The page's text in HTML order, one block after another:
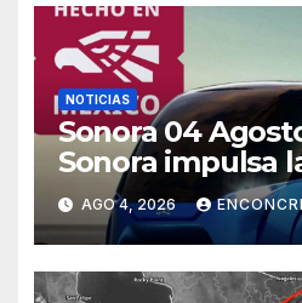
NOTICIAS
Sonora 04
Sonora impulsa
«Beyond», un
eléctrico
ITH
AGO 4, 2026